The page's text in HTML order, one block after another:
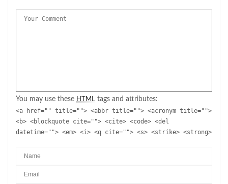
You may use these HTML tags and attributes:
<a href="" title=""> <abbr title=""> <acronym title="">
<b> <blockquote cite=""> <cite> <code> <del
datetime=""> <em> <i> <q cite=""> <s> <strike> <strong>